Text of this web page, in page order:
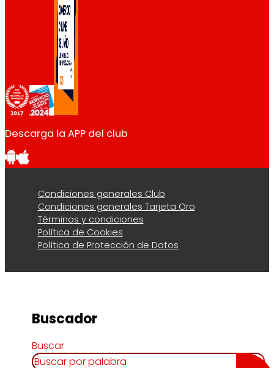
Descarga la APP del club
Condiciones generales Club
Condiciones generales Tarjeta Oro
Términos y condiciones
Política de Cookies
Política de Protección de Datos
Buscador
Buscar